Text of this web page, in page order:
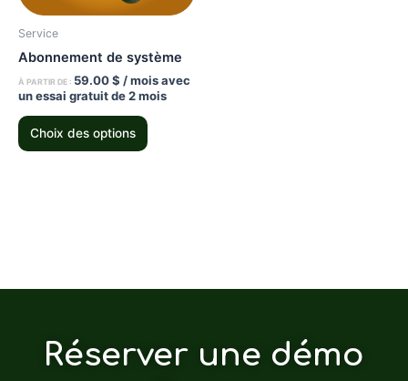
Service
Abonnement de système
À PARTIR DE : 59.00$ / mois avec
un essai gratuit de 2 mois
Choix des options
sur
la
Réserver une démo